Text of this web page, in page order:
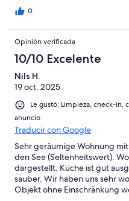
0
Opinión verificada
10/10 Excelente
Nils H.
19 oct. 2025
Le gustó: Limpieza, check-
anuncio
Traducir con Google
Sehr geräumige Wohnung
den See (Seltenheitswert).
dargestellt. Küche ist gut
sauber. Wir haben uns sehr
Objekt ohne Einschränkung